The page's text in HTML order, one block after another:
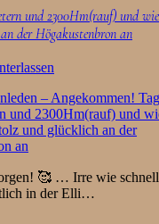
und 2300Hm(rauf) und
der Högakustenbron an
🥰 … Irre wie
in der Elli…